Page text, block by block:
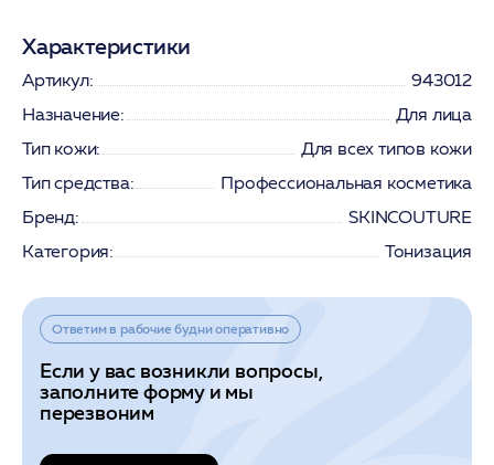
Характеристики
Артикул:
943012
Назначение:
Для лица
Тип кожи:
Для всех типов кожи
Тип средства:
Профессиональная косметика
Бренд:
SKINCOUTURE
Категория:
Тонизация
Ответим в рабочие будни оперативно
Если у вас возникли вопросы,
заполните форму и мы
перезвоним